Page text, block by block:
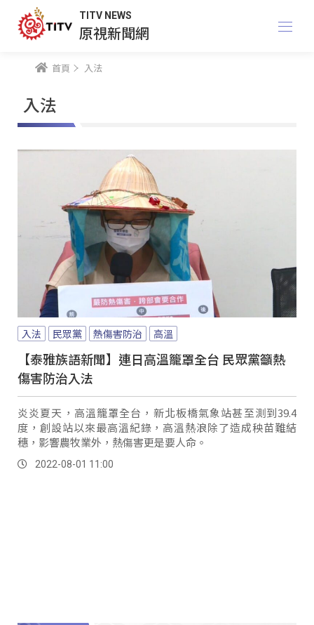
TITV NEWS
原視新聞網
首頁 入法
入法
入法 民眾黨 熱傷害防治 高溫
【泰雅族語新聞】連日高溫籠罩全台 民眾黨籲熱
傷害防治入法
炎炎夏天，高溫籠罩全台，新北板橋氣象站甚至測到39.4
度，創設站以來最高溫紀錄，高溫熱浪除了造成秧苗難結
穗，影響農牧業外，熱傷害更是要人命。
2022-08-01 11:00